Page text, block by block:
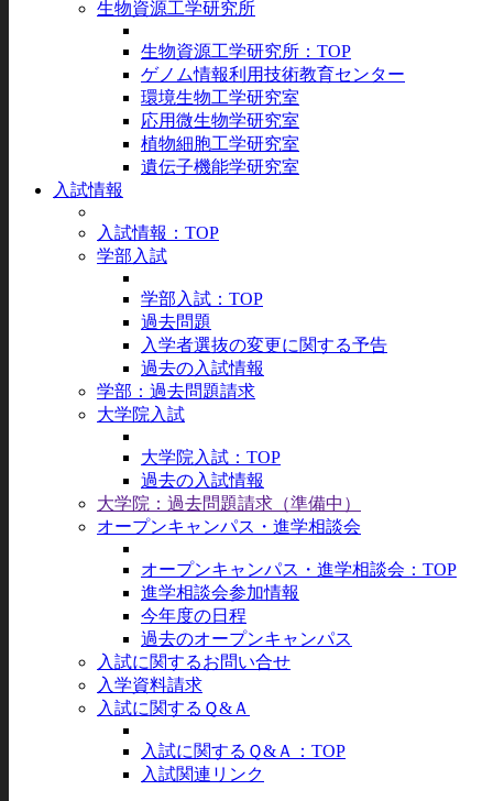
生物資源工学研究所
生物資源工学研究所：TOP
ゲノム情報利用技術教育センター
環境生物工学研究室
応用微生物学研究室
植物細胞工学研究室
遺伝子機能学研究室
入試情報
入試情報：TOP
学部入試
学部入試：TOP
過去問題
入学者選抜の変更に関する予告
過去の入試情報
学部：過去問題請求
大学院入試
大学院入試：TOP
過去の入試情報
大学院：過去問題請求（準備中）
オープンキャンパス・進学相談会
オープンキャンパス・進学相談会：TOP
進学相談会参加情報
今年度の日程
過去のオープンキャンパス
入試に関するお問い合せ
入学資料請求
入試に関するＱ&Ａ
入試に関するＱ&Ａ：TOP
入試関連リンク